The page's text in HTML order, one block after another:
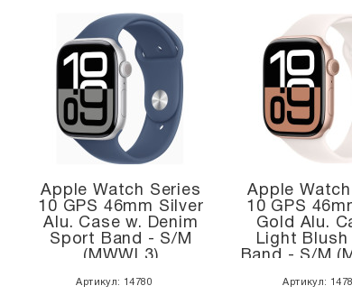
Apple Watch Series
10 GPS 46mm Silver
Alu. Case w. Denim
Sport Band - S/M
(MWWL3)
Артикул: 14780
Apple
10 GPS
Gold Alu.
Light Blush
Band - S/M
Артикул: